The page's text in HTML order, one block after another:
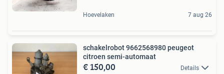
Hoevelaken 7 aug 26
schakelrobot 9662568980 peugeot
citroen semi-automaat
€ 150,00 Details